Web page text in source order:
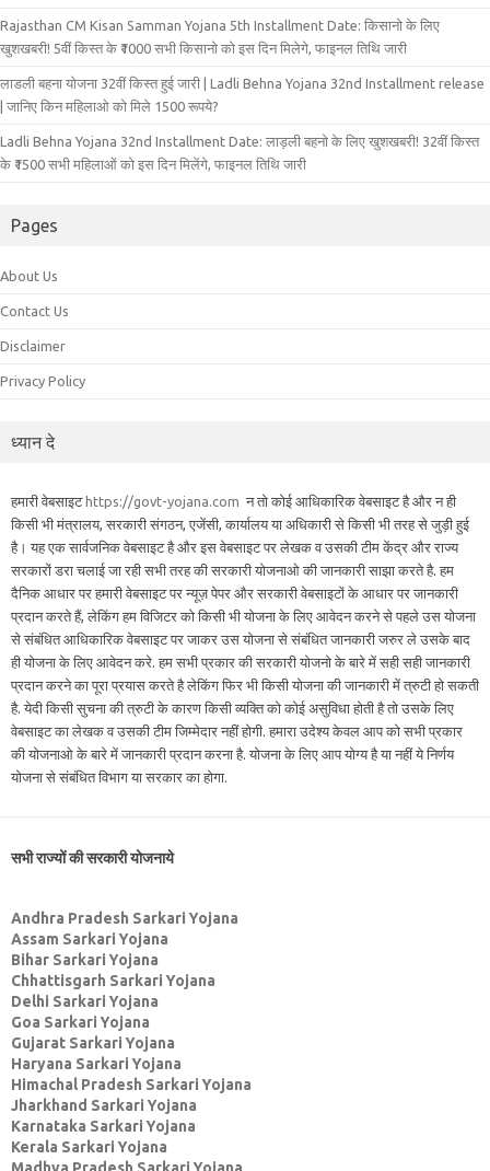
Rajasthan CM Kisan Samman Yojana 5th Installment Date: किसानो के लिए
खुशखबरी! 5वीं किस्त के ₹1000 सभी किसानो को इस दिन मिलेगे, फाइनल तिथि जारी
लाडली बहना योजना 32वीं किस्त हुई जारी | Ladli Behna Yojana 32nd Installment release
| जानिए किन महिलाओ को मिले 1500 रूपये?
Ladli Behna Yojana 32nd Installment Date: लाड़ली बहनो के लिए खुशखबरी! 32वीं किस्त
के ₹1500 सभी महिलाओं को इस दिन मिलेंगे, फाइनल तिथि जारी
Pages
About Us
Contact Us
Disclaimer
Privacy Policy
ध्यान दे
हमारी वेबसाइट https://govt-yojana.com न तो कोई आधिकारिक वेबसाइट है और न ही
किसी भी मंत्रालय, सरकारी संगठन, एजेंसी, कार्यालय या अधिकारी से किसी भी तरह से जुड़ी हुई
है। यह एक सार्वजनिक वेबसाइट है और इस वेबसाइट पर लेखक व उसकी टीम केंद्र और राज्य
सरकारों डरा चलाई जा रही सभी तरह की सरकारी योजनाओ की जानकारी साझा करते है. हम
दैनिक आधार पर हमारी वेबसाइट पर न्यूज़ पेपर और सरकारी वेबसाइटों के आधार पर जानकारी
प्रदान करते हैं, लेकिंग हम विजिटर को किसी भी योजना के लिए आवेदन करने से पहले उस योजना
से संबंधित आधिकारिक वेबसाइट पर जाकर उस योजना से संबंधित जानकारी जरुर ले उसके बाद
ही योजना के लिए आवेदन करे. हम सभी प्रकार की सरकारी योजनो के बारे में सही सही जानकारी
प्रदान करने का पूरा प्रयास करते है लेकिंग फिर भी किसी योजना की जानकारी में त्रुटी हो सकती
है. येदी किसी सुचना की त्रुटी के कारण किसी व्यक्ति को कोई असुविधा होती है तो उसके लिए
वेबसाइट का लेखक व उसकी टीम जिम्मेदार नहीं होगी. हमारा उदेश्य केवल आप को सभी प्रकार
की योजनाओ के बारे में जानकारी प्रदान करना है. योजना के लिए आप योग्य है या नहीं ये निर्णय
योजना से संबंधित विभाग या सरकार का होगा.
सभी राज्यों की सरकारी योजनाये
Andhra Pradesh Sarkari Yojana
Assam Sarkari Yojana
Bihar Sarkari Yojana
Chhattisgarh Sarkari Yojana
Delhi Sarkari Yojana
Goa Sarkari Yojana
Gujarat Sarkari Yojana
Haryana Sarkari Yojana
Himachal Pradesh Sarkari Yojana
Jharkhand Sarkari Yojana
Karnataka Sarkari Yojana
Kerala Sarkari Yojana